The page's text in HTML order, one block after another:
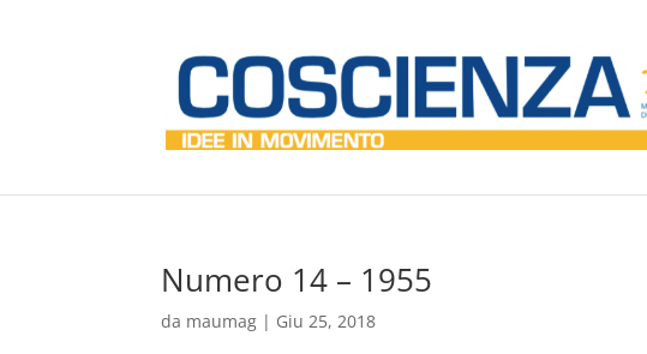
Numero 14 – 1955
da maumag | Giu 25, 2018